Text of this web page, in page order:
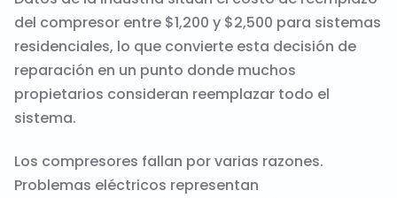
del compresor entre $1,200 y $2,500 para sistemas
residenciales, lo que convierte esta decisión de
reparación en un punto donde muchos
propietarios consideran reemplazar todo el
sistema.
Los compresores fallan por varias razones.
Problemas eléctricos representan